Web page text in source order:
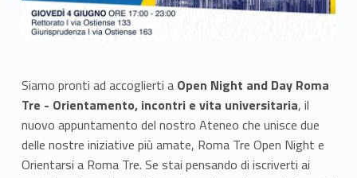
Siamo pronti ad accoglierti a Open Night and Day Roma
Tre - Orientamento, incontri e vita universitaria, il
nuovo appuntamento del nostro Ateneo che unisce due
delle nostre iniziative più amate, Roma Tre Open Night e
Orientarsi a Roma Tre. Se stai pensando di iscriverti ai